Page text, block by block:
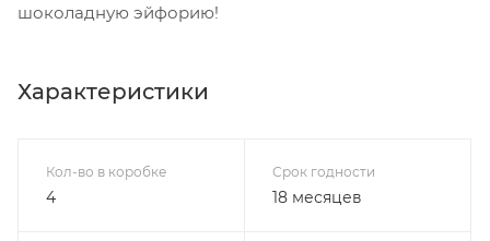
шоколадную эйфорию!
Характеристики
Кол-во в коробке
4
Срок годности
18 месяцев